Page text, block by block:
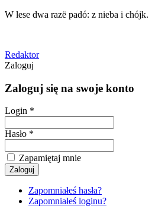
W lese dwa razë padó: z nieba i chójk.
Redaktor
Zaloguj
Zaloguj się na swoje konto
Login *
Hasło *
Zapamiętaj mnie
Zapomniałeś hasła?
Zapomniałeś loginu?